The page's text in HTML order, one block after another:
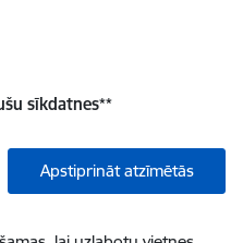
sīkdatnes**
Apstiprināt atzīmētās